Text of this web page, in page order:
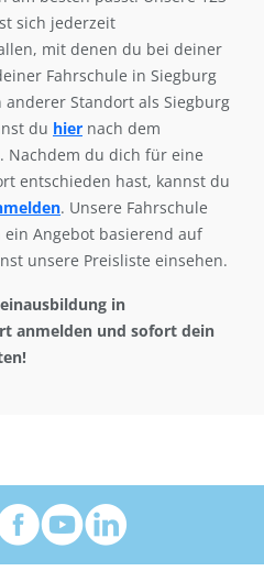
sich jederzeit
mit denen du bei deiner
Fahrschule in Siegburg
anderer Standort als Siegburg
du hier nach dem
Nachdem du dich für eine
entschieden hast, kannst du
. Unsere Fahrschule
Angebot basierend auf
unsere Preisliste einsehen.
in
anmelden und sofort dein